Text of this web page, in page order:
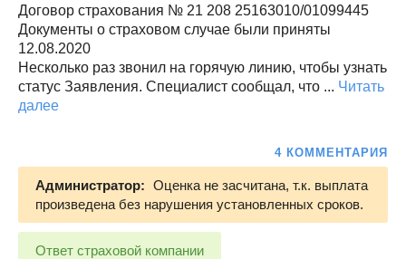
Договор страхования № 21 208 25163010/01099445
Документы о страховом случае были приняты
12.08.2020
Несколько раз звонил на горячую линию, чтобы узнать
статус Заявления. Специалист сообщал, что ... Читать
далее
4 КОММЕНТАРИЯ
Администратор: Оценка не засчитана, т.к. выплата
произведена без нарушения установленных сроков.
Ответ страховой компании